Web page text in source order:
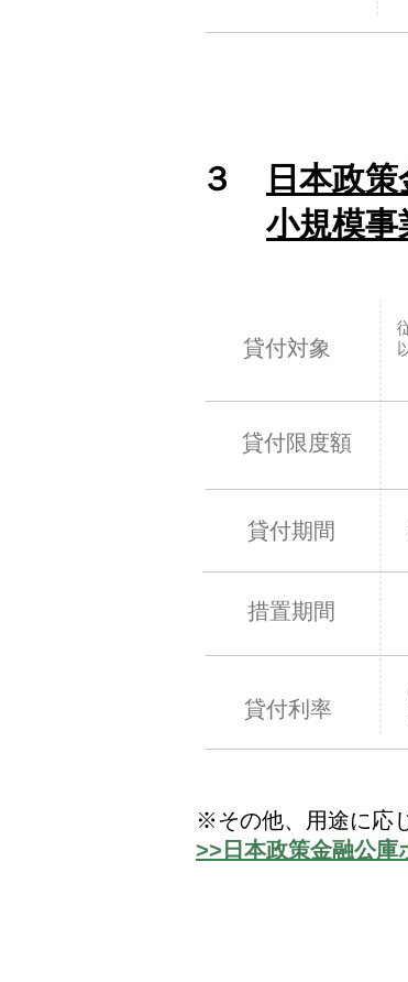
​３
日本政
小規模事
貸付対象
貸付限度額
貸付期間
措置期間
貸付利率
※その他、用途に応
>>日本政策金融公庫